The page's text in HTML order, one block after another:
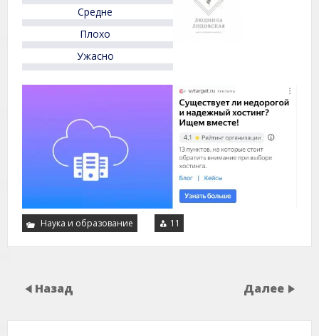
5
Средне
Плохо
Ужасно
Наука и образование 11
Назад Далее